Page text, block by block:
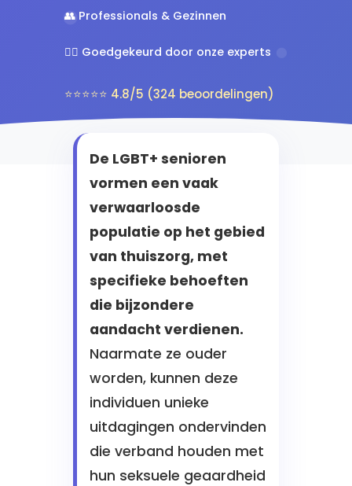
👥 Professionals & Gezinnen
👨‍⚕️ Goedgekeurd door onze experts
⭐⭐⭐⭐⭐ 4.8/5 (324 beoordelingen)
De LGBT+ senioren
vormen een vaak
verwaarloosde
populatie op het gebied
van thuiszorg, met
specifieke behoeften
die bijzondere
aandacht verdienen.
Naarmate ze ouder
worden, kunnen deze
individuen unieke
uitdagingen ondervinden
die verband houden met
hun seksuele geaardheid